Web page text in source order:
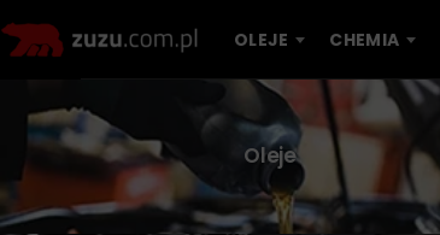
OLEJE CHEMIA
Oleje